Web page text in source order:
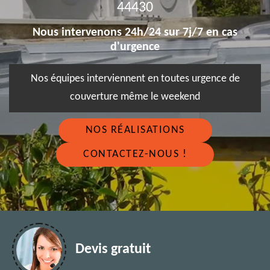
44430
Nous intervenons 24h/24 sur 7j/7 en cas
d'urgence
Nos équipes interviennent en toutes urgence de
couverture même le weekend
NOS RÉALISATIONS
CONTACTEZ-NOUS !
Devis gratuit